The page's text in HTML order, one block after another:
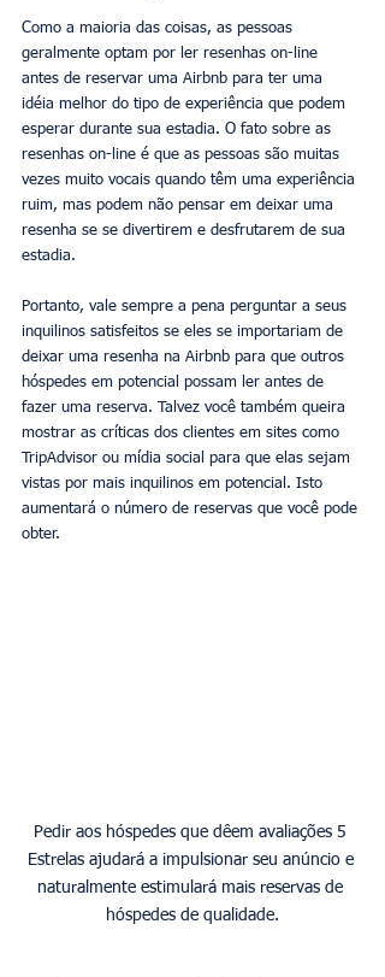
Como a maioria das coisas, as pessoas
geralmente optam por ler resenhas on-line
antes de reservar uma Airbnb para ter uma
idéia melhor do tipo de experiência que podem
esperar durante sua estadia. O fato sobre as
resenhas on-line é que as pessoas são muitas
vezes muito vocais quando têm uma experiência
ruim, mas podem não pensar em deixar uma
resenha se se divertirem e desfrutarem de sua
estadia.
Portanto, vale sempre a pena perguntar a seus
inquilinos satisfeitos se eles se importariam de
deixar uma resenha na Airbnb para que outros
hóspedes em potencial possam ler antes de
fazer uma reserva. Talvez você também queira
mostrar as críticas dos clientes em sites como
TripAdvisor ou mídia social para que elas sejam
vistas por mais inquilinos em potencial. Isto
aumentará o número de reservas que você pode
obter.
Pedir aos hóspedes que dêem avaliações 5
Estrelas ajudará a impulsionar seu anúncio e
naturalmente estimulará mais reservas de
hóspedes de qualidade.